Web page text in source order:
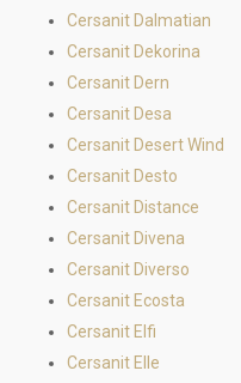
Cersanit Dalmatian
Cersanit Dekorina
Cersanit Dern
Cersanit Desa
Cersanit Desert Wind
Cersanit Desto
Cersanit Distance
Cersanit Divena
Cersanit Diverso
Cersanit Ecosta
Cersanit Elfi
Cersanit Elle